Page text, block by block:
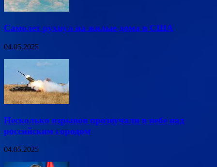
Самолет рухнул на жилые дома в США
04.05.2025
Несколько взрывов прозвучали в небе над
российским городом
04.05.2025